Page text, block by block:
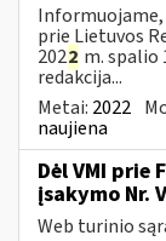
Informuojame,
prie Lietuvos
2022 m. spalio
redakcija...
Metai: 2022
naujiena
Dėl VMI prie
įsakymo Nr.
Web turinio